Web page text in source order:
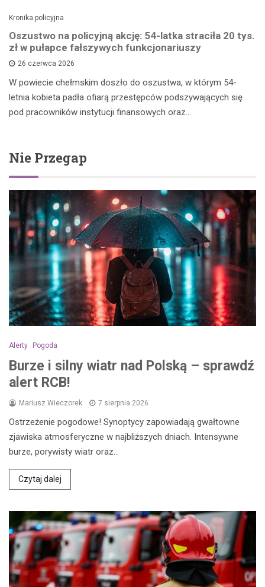
Kronika policyjna
Oszustwo na policyjną akcję: 54-latka straciła 20 tys.
zł w pułapce fałszywych funkcjonariuszy
26 czerwca 2026
W powiecie chełmskim doszło do oszustwa, w którym 54-
letnia kobieta padła ofiarą przestępców podszywających się
pod pracowników instytucji finansowych oraz…
Nie Przegap
Alerty Pogoda
Burze i silny wiatr nad Polską – sprawdź
alert RCB!
Mariusz Wieczorek 7 sierpnia 2026
Ostrzeżenie pogodowe! Synoptycy zapowiadają gwałtowne
zjawiska atmosferyczne w najbliższych dniach. Intensywne
burze, porywisty wiatr oraz…
Czytaj dalej